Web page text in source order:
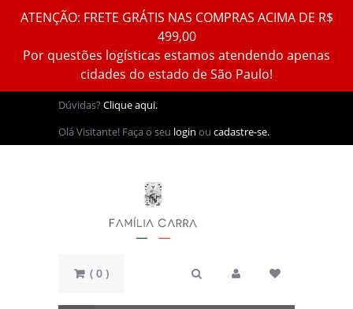
ATENÇÃO: FRETE GRÁTIS NAS COMPRAS ACIMA DE R$
499,00
Por questões logísticas estamos atendendo apenas
cidades do estado de São Paulo!
Dúvidas? Clique aqui.
Olá Visitante! Faça o seu login ou cadastre-se.
( 0 )